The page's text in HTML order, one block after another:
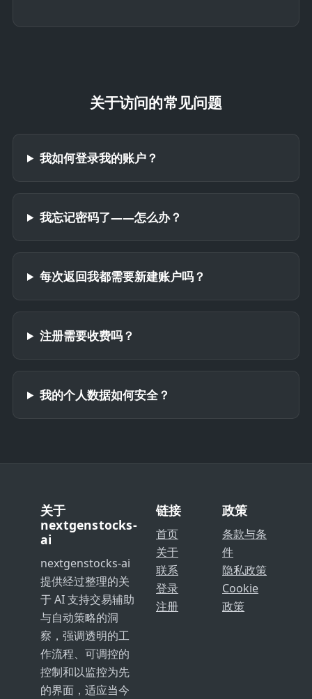
关于访问的常见问题
我如何登录我的账户？
我忘记密码了——怎么办？
每次返回我都需要新建账户吗？
注册需要收费吗？
我的个人数据如何安全？
关于
nextgenstocks-
ai
nextgenstocks-ai
提供经过整理的关
于 AI 支持交易辅助
与自动策略的洞
察，强调透明的工
作流程、可调控的
控制和以监控为先
的界面，适应当今
链接
首页
关于
联系
登录
注册
政策
条款与条
件
隐私政策
Cookie
政策